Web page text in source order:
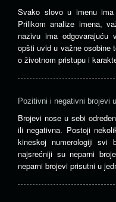
Svako slovo u imenu ima
Prilikom analize imena,
nazivu ima odgovarajuću
opšti uvid u važne osobine
o životnom pristupu i
Pozitivni i negativni brojevi
Brojevi nose u sebi
ili negativna. Postoji
kineskoj numerologiji
najsrećniji su neparni
neparni brojevi prisutni u